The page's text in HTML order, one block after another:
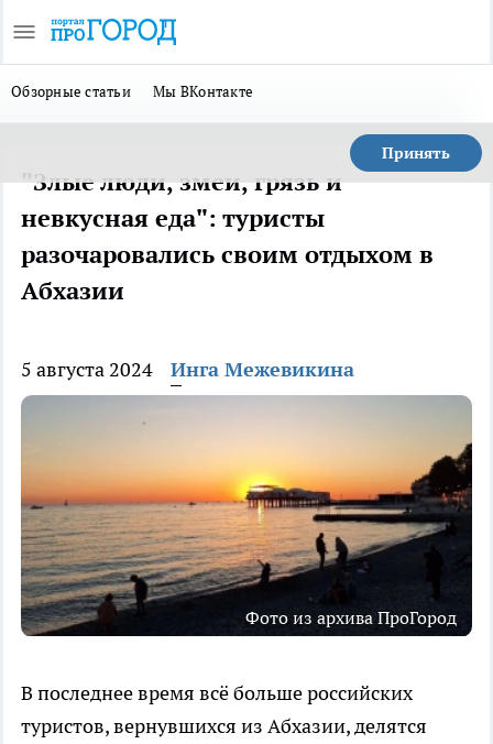
Обзорные статьи Мы ВКонтакте
Принять
"Злые люди, змеи, грязь и
невкусная еда": туристы
разочаровались своим отдыхом в
Абхазии
5 августа 2024 Инга Межевикина
Фото из архива ПроГород
В последнее время всё больше российских
туристов, вернувшихся из Абхазии, делятся